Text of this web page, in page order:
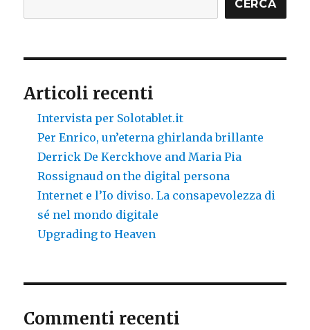
CERCA
Articoli recenti
Intervista per Solotablet.it
Per Enrico, un’eterna ghirlanda brillante
Derrick De Kerckhove and Maria Pia
Rossignaud on the digital persona
Internet e l’Io diviso. La consapevolezza di
sé nel mondo digitale
Upgrading to Heaven
Commenti recenti